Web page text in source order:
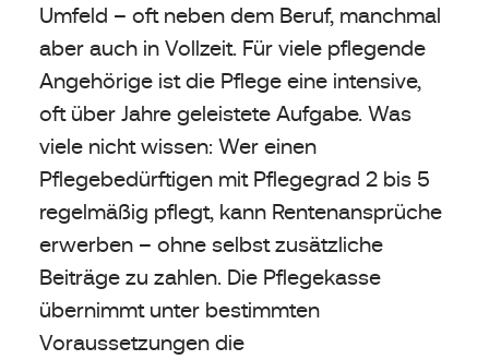
Umfeld – oft neben dem Beruf, manchmal
aber auch in Vollzeit. Für viele pflegende
Angehörige ist die Pflege eine intensive,
oft über Jahre geleistete Aufgabe. Was
viele nicht wissen: Wer einen
Pflegebedürftigen mit Pflegegrad 2 bis 5
regelmäßig pflegt, kann Rentenansprüche
erwerben – ohne selbst zusätzliche
Beiträge zu zahlen. Die Pflegekasse
übernimmt unter bestimmten
Voraussetzungen die